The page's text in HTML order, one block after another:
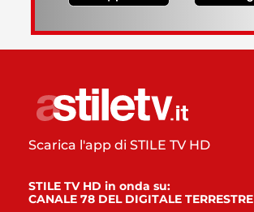
Scarica l'app di STILE TV HD
STILE TV HD in onda su:
CANALE 78 DEL DIGITALE TERRESTRE